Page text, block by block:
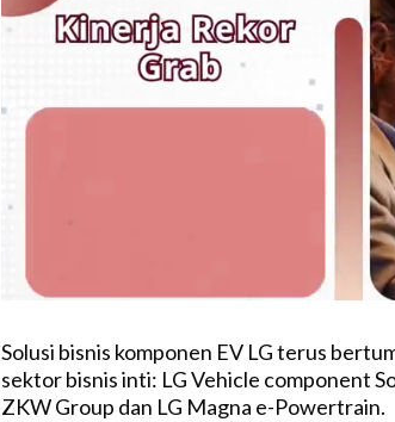
Solusi bisnis komponen EV LG terus
sektor bisnis inti: LG Vehicle component
ZKW Group dan LG Magna e-Powertrain.